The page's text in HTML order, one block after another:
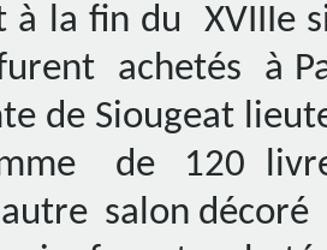
à la fin du XVIIIe
achetés à
de Siougeat
de 120
salon décoré